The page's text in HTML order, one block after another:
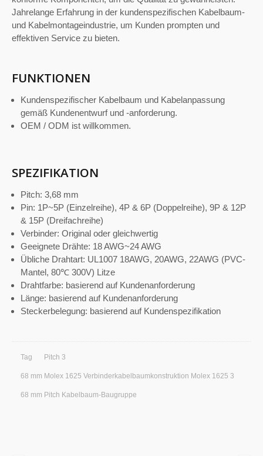
Jahrelange Erfahrung in der kundenspezifischen Kabelbaum-
und Kabelmontageindustrie, um Kunden prompten und
effektiven Service zu bieten.
FUNKTIONEN
Kundenspezifischer Kabelbaum und Kabelanpassung
gemäß Kundenentwurf und -anforderung.
OEM / ODM ist willkommen.
SPEZIFIKATION
Pitch: 3,68 mm
Pin: 1P~5P (Einzelreihe), 4P & 6P (Doppelreihe), 9P & 12P
& 15P (Dreifachreihe)
Verbinder: Original oder gleichwertig
Geeignete Drähte: 18 AWG~24 AWG
Übliche Drahtart: UL1007 18AWG, 20AWG, 22AWG (PVC-
Mantel, 80℃ 300V) Litze
Drahtfarbe: basierend auf Kundenanforderung
Länge: basierend auf Kundenanforderung
Steckerbelegung: basierend auf Kundenspezifikation
Tag Pitch 3
68 mm Molex 1625 Verbinderkabelbaumkonstruktion Molex 1625 3
68 mm Pitch Kabelbaum-Baugruppe